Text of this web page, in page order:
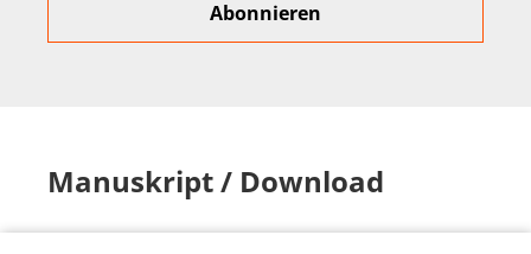
Manuskript / Download